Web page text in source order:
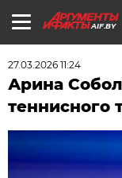
AIF.BY
27.03.2026 11:24
Арина
теннисного